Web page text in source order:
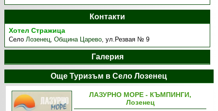
Контакти
Хотел Стражица
СелоЛозенец,Община Царево,ул.Резвая № 9
Галерия
Още Туризъм в Село Лозенец
ЛАЗУРНО МОРЕ - КЪМПИНГИ,
Лозенец